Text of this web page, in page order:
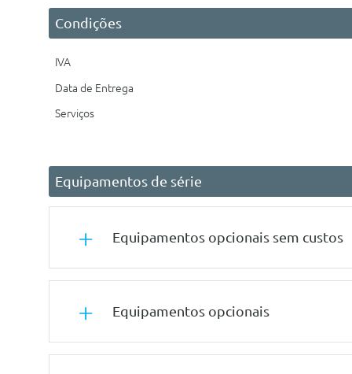
Condições
IVA
Data de Entrega
Serviços
Equipamentos de série
Equipamentos opcionais sem custos
Frisos Interiores Em Dark Pearl E Realce Em Cromado
Pacote De Luzes
Equipamentos opcionais